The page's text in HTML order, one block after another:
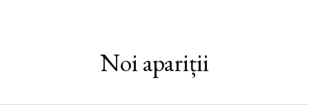
Noi apariții